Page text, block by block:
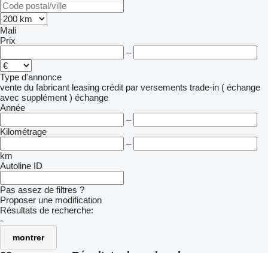
Mali
Prix
–
Type d'annonce
vente du fabricant leasing crédit par versements trade-in ( échange
avec supplément ) échange
Année
–
Kilométrage
–
km
Autoline ID
Pas assez de filtres ?
Proposer une modification
Résultats de recherche:
-
montrer